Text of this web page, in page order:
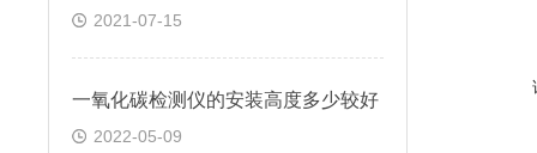
2021-07-15
一氧化碳检测仪的安装高度多少较好
2022-05-09